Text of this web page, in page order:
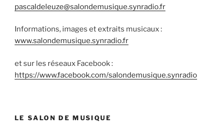
pascaldeleuze@salondemusique.synradio.fr
Informations, images et extraits musicaux :
www.salondemusique.synradio.fr
et sur les réseaux Facebook :
https://www.facebook.com/salondemusique.synradio
LE SALON DE MUSIQUE